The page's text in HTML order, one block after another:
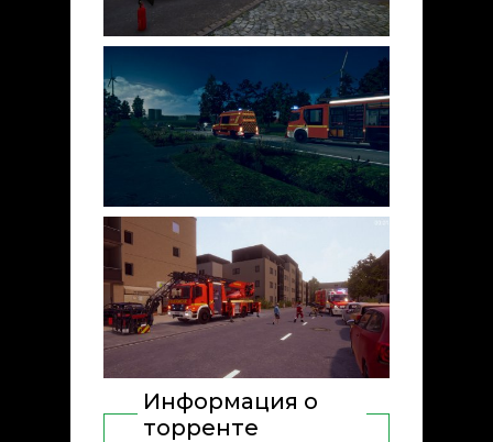
Информация о
торренте